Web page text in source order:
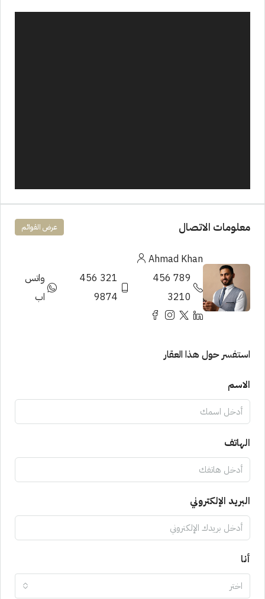
معلومات الاتصال عرض القوائم
Ahmad Khan
789 456
3210
321 456
9874
واتس
اب
استفسر حول هذا العقار
الاسم
الهاتف
البريد الإلكتروني
أنا
اختر